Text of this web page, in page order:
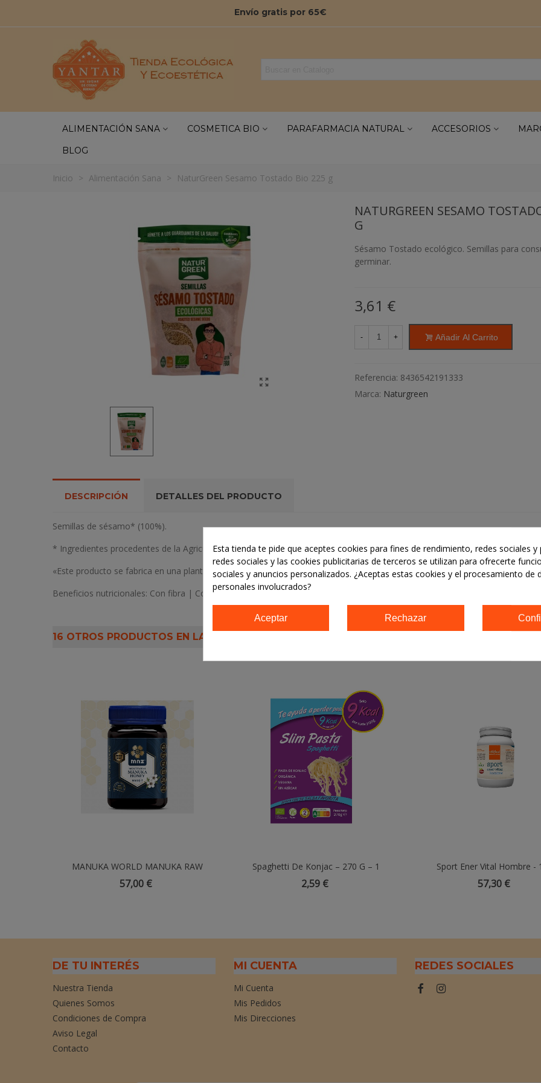
Envío gratis por 65€
ALIMENTACIÓN SANA COSMETICA BIO PARAFARMACIA NATURAL ACCESORIOS
BLOG
Inicio > Alimentación Sana > NaturGreen Sesamo Tostado Bio 225 g
NATURGREEN SESAMO
G
Sésamo Tostado ecológico. Semillas para
germinar.
3,61 €
- + Añadir Al Carrito
Referencia: 8436542191333
Marca: Naturgreen
DESCRIPCIÓN DETALLES DEL PRODUCTO
Semillas de sésamo* (100%).
* Ingredientes procedentes de la Agricultura Ecológica.
«Este producto se fabrica en una planta donde se manipulan frutos secos, soja y sésamo»
Beneficios nutricionales: Con fibra | Con proteína | Sin azúcares añadidos | Sin gluten
16 OTROS PRODUCTOS EN LA MISMA CATEGORÍA:
Añadir Al Carrito
MANUKA WORLD MANUKA RAW
MONOFLORAL MGO400+ 250 GR
57,00 €
Añadir Al Carrito
Spaghetti De Konjac – 270 G – 1
Paquete – Sin Azúcar – Solo 9 Kcal
2,59 €
Añadir Al Carrito
Sport Ener Vital Hombre -
57,30 €
DE TU INTERÉS
Nuestra Tienda
Quienes Somos
Condiciones de Compra
Aviso Legal
Contacto
MI CUENTA
Mi Cuenta
Mis Pedidos
Mis Direcciones
REDES SOCIALES
Esta tienda te pide que aceptes cookies para fines de rendimiento, redes sociales y
redes sociales y las cookies publicitarias de terceros se utilizan para ofrecerte
sociales y anuncios personalizados. ¿Aceptas estas cookies y el procesamiento de
personales involucrados?
Aceptar Rechazar